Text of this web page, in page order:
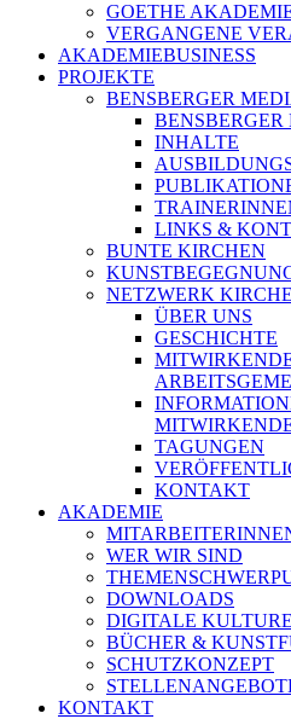
GOETHE
VERGANGENE
AKADEMIEBUSINESS
PROJEKTE
BENSBERGER
INHALTE
LINKS &
BUNTE KIRCHEN
NETZWERK
ÜBER UNS
GESCHICHTE
TAGUNGEN
KONTAKT
AKADEMIE
WER WIR SIND
DOWNLOADS
DIGITALE
BÜCHER &
SCHUTZKONZEPT
KONTAKT